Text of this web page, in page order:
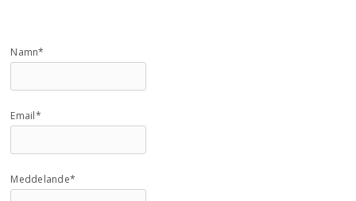
Namn*
Email*
Meddelande*